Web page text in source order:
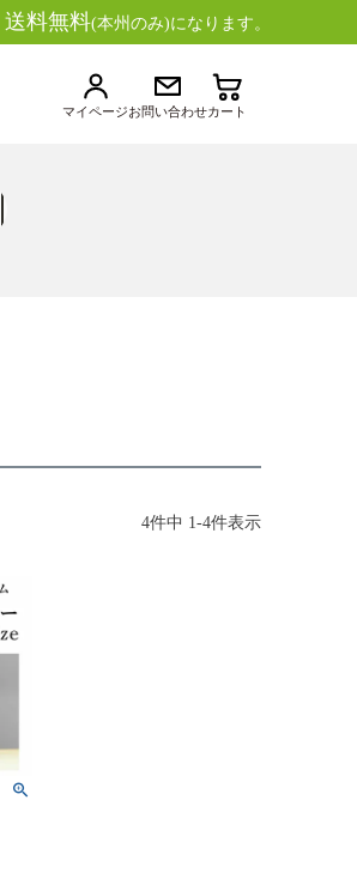
送料無料(本州のみ)になります。
マイページお問い合わせカート
4件中 1-4件表示